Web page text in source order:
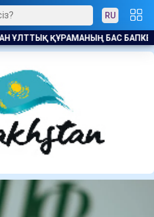
RU
КАНДИДАТ БЕЛГІЛІ БОЛДЫ